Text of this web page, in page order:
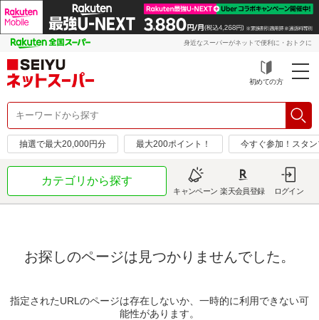
身近なスーパーがネットで便利に・おトクに
初めての方
抽選で最大20,000円分 最大200ポイント！ 今すぐ参加！スタ
カテゴリから探す
キャンペーン 楽天会員登録 ログイン
お探しのページは見つかりませんでした。
指定されたURLのページは存在しないか、一時的に利用できない可
能性があります。